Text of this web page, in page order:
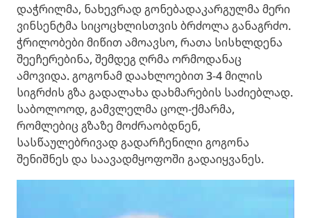
დაჭრილმა, ნახევრად გონებადაკარგულმა მერი
ვინსენტმა სიცოცხლისთვის ბრძოლა განაგრძო.
ჭრილობები მიწით ამოავსო, რათა სისხლდენა
შეეჩერებინა, შემდეგ ღრმა ორმოდანაც
ამოვიდა. გოგონამ დაახლოებით 3-4 მილის
სიგრძის გზა გადალახა დახმარების საძიებლად.
საბოლოოდ, გამვლელმა ცოლ-ქმარმა,
რომლებიც გზაზე მოძრაობდნენ,
სასწაულებრივად გადარჩენილი გოგონა
შენიშნეს და საავადმყოფოში გადაიყვანეს.